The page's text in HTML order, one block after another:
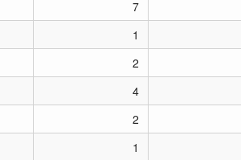
7
1
2
4
2
1